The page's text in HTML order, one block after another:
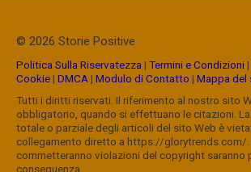
© 2026 Storie Positive
Politica Sulla Riservatezza | Termini e Condizioni|
Cookie| DMCA | Modulo di Contatto | Mappa del
Tutti i diritti riservati. Il riferimento al nostro sito
obbligatorio, quando si effettuano le citazioni.
totale o parziale degli articoli del sito Web è
collegamento diretto a https://glorytrends.com/.
commetteranno violazioni del copyright saranno
conseguenza.